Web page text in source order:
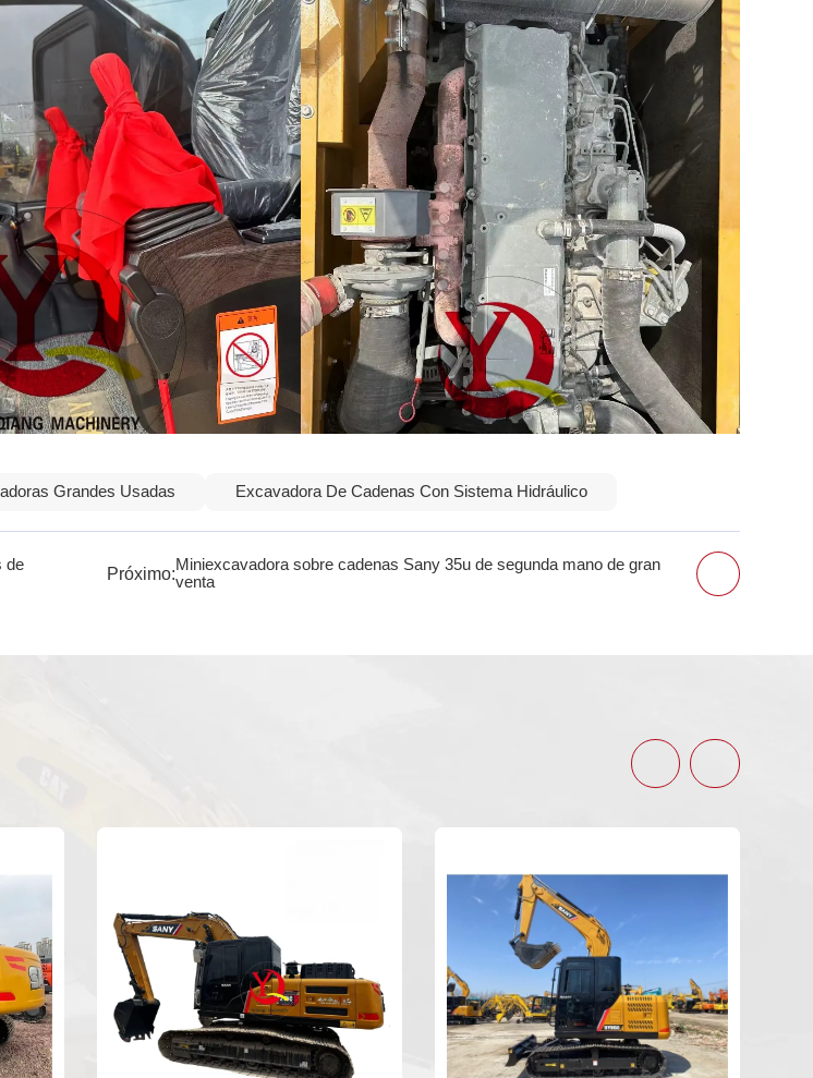
Grandes Usadas Excavadora De Cadenas Con Sistema Hidráulico
de
Próximo:Miniexcavadora sobre cadenas Sany 35u de segunda mano de gran
venta